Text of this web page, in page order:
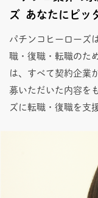
ズ あなたにピッ
パチンコヒーローズ
職・復職・転職のた
は、すべて契約企業
募いただいた内容を
ズに転職・復職を支